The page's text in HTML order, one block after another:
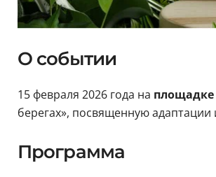
О событии
15 февраля 2026 года на
берегах», посвященную адаптации
Программа